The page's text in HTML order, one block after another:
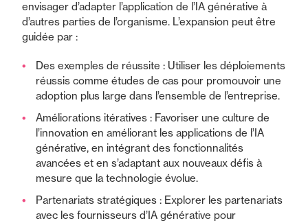
envisager d’adapter l’application de l’IA générative à
d’autres parties de l’organisme. L’expansion peut être
guidée par :
Des exemples de réussite : Utiliser les déploiements
réussis comme études de cas pour promouvoir une
adoption plus large dans l’ensemble de l’entreprise.
Améliorations itératives : Favoriser une culture de
l’innovation en améliorant les applications de l’IA
générative, en intégrant des fonctionnalités
avancées et en s’adaptant aux nouveaux défis à
mesure que la technologie évolue.
Partenariats stratégiques : Explorer les partenariats
avec les fournisseurs d’IA générative pour